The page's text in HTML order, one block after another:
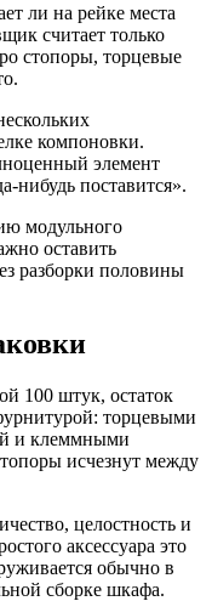
ли на рейке места
считает только
стопоры, торцевые
компоновки.
элемент
нибудь поставится».
модульного
оставить
разборки половины
100 штук, остаток
торцевыми
и клеммными
исчезнут между
целостность и
аксессуара это
обычно в
сборке шкафа.